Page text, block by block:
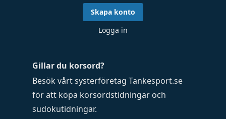
Gillar du korsord?
Besök vårt systerföretag Tankesport.se
för att köpa korsordstidningar och
sudokutidningar.
Skapa konto
Logga in